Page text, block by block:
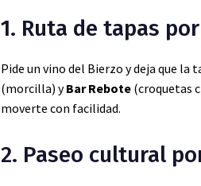
1. Ruta de tapas
Pide un vino del Bierzo y deja que
(morcilla) yBar Rebote (croquetas
moverte con facilidad.
2. Paseo cultural